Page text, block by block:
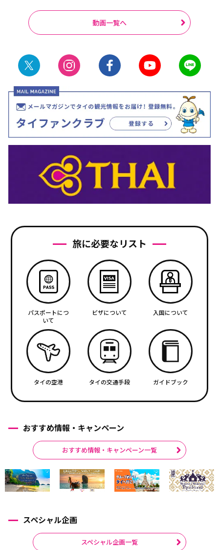
動画一覧へ
旅に必要なリスト
パスポートにつ
いて
ビザについて 入国について
タイの空港 タイの交通手段 ガイドブック
おすすめ情報・キャンペーン
おすすめ情報・キャンペーン一覧
スペシャル企画
スペシャル企画一覧